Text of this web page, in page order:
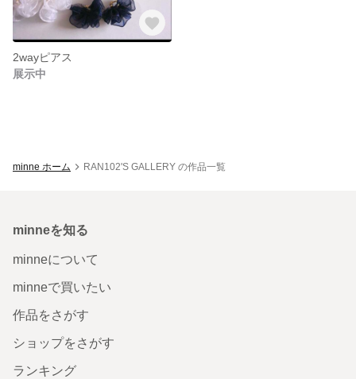
2wayピアス
展示中
minne ホーム RAN102'S GALLERY の作品一覧
minneを知る
minneについて
minneで買いたい
作品をさがす
ショップをさがす
ランキング